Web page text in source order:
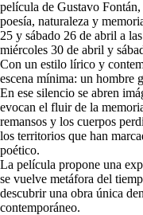
película de Gustavo
poesía, naturaleza y
25 y sábado 26 de abril a
miércoles 30 de abril y
Con un estilo lírico y
escena mínima: un hombre
En ese silencio se abren
evocan el fluir de la
remansos y los cuerpos
los territorios que han
poético.
La película propone una
se vuelve metáfora del
descubrir una obra única
contemporáneo.